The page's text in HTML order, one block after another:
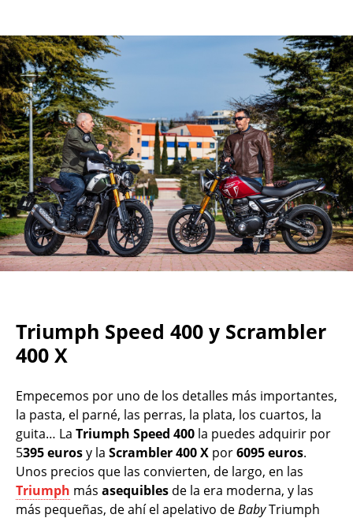
Triumph Speed 400 y Scrambler
400 X
Empecemos por uno de los detalles más importantes,
la pasta, el parné, las perras, la plata, los cuartos, la
guita… La Triumph Speed 400 la puedes adquirir por
5395 eurosy la Scrambler 400 X por6095 euros.
Unos precios que las convierten, de largo, en las
Triumph más asequibles de la era moderna, y las
más pequeñas, de ahí el apelativo deBabyTriumph